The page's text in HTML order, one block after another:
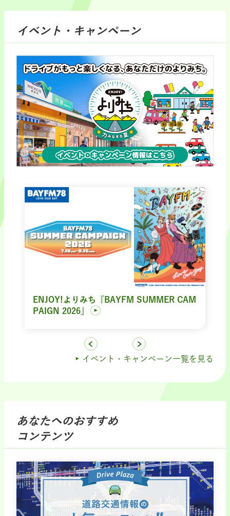
イベント・キャンペーン
ENJOY!よりみち『BAYFM SUMMER CAM
PAIGN 2026』
イベント・キャンペーン一覧を見る
あなたへのおすすめ
コンテンツ